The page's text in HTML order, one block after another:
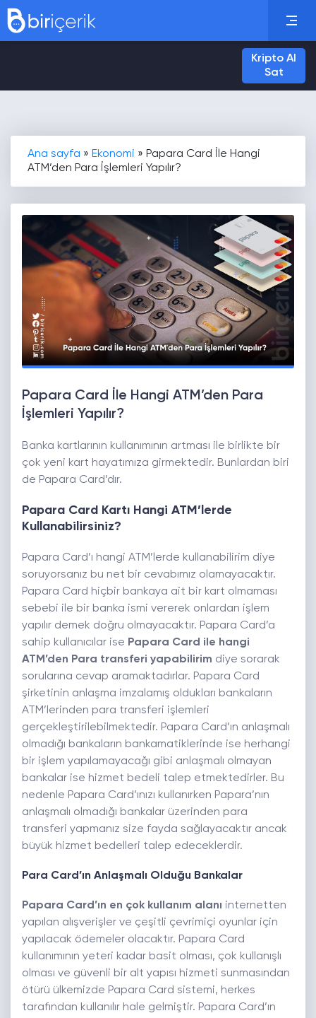
Kripto Al
Sat
Ana sayfa » Ekonomi » Papara Card İle Hangi
ATM’den Para İşlemleri Yapılır?
Papara Card İle Hangi ATM’den Para
İşlemleri Yapılır?
Banka kartlarının kullanımının artması ile birlikte bir
çok yeni kart hayatımıza girmektedir. Bunlardan biri
de Papara Card’dır.
Papara Card Kartı Hangi ATM’lerde
Kullanabilirsiniz?
Papara Card’ı hangi ATM’lerde kullanabilirim diye
soruyorsanız bu net bir cevabımız olamayacaktır.
Papara Card hiçbir bankaya ait bir kart olmaması
sebebi ile bir banka ismi vererek onlardan işlem
yapılır demek doğru olmayacaktır. Papara Card’a
sahip kullanıcılar ise Papara Card ile hangi
ATM’den Para transferi yapabilirim diye sorarak
sorularına cevap aramaktadırlar. Papara Card
şirketinin anlaşma imzalamış oldukları bankaların
ATM’lerinden para transferi işlemleri
gerçekleştirilebilmektedir. Papara Card’ın anlaşmalı
olmadığı bankaların bankamatiklerinde ise herhangi
bir işlem yapılamayacağı gibi anlaşmalı olmayan
bankalar ise hizmet bedeli talep etmektedirler. Bu
nedenle Papara Card’ınızı kullanırken Papara’nın
anlaşmalı olmadığı bankalar üzerinden para
transferi yapmanız size fayda sağlayacaktır ancak
büyük hizmet bedelleri talep edeceklerdir.
Para Card’ın Anlaşmalı Olduğu Bankalar
Papara Card’ın en çok kullanım alanı internetten
yapılan alışverişler ve çeşitli çevrimiçi oyunlar için
yapılacak ödemeler olacaktır. Papara Card
kullanımının yeteri kadar basit olması, çok kullanışlı
olması ve güvenli bir alt yapısı hizmeti sunmasından
ötürü ülkemizde Papara Card sistemi, herkes
tarafından kullanılır hale gelmiştir. Papara Card’ın